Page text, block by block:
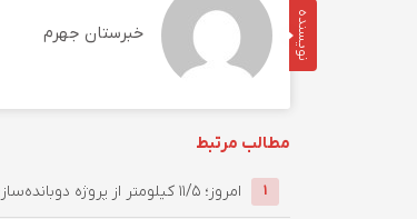
نویسنده خبرستان جهرم
مطالب مرتبط
1 امروز؛ ۱۱/۵ کیلومتر از پروژه دوبانده‌سازی محور جهرم–لار زیر بار ...